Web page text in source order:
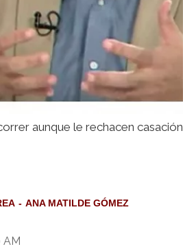
aunque le rechacen casación
ANA MATILDE GÓMEZ
AM